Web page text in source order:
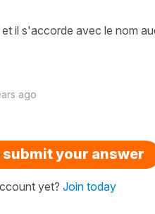
il s'accorde avec le nom
ago
submit your answer
yet? Join today